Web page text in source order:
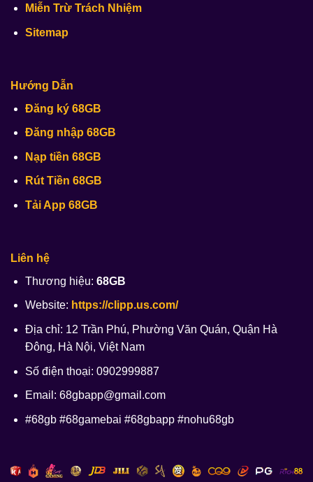
Miễn Trừ Trách Nhiệm
Sitemap
Hướng Dẫn
Đăng ký 68GB
Đăng nhập 68GB
Nạp tiền 68GB
Rút Tiền 68GB
Tải App 68GB
Liên hệ
Thương hiệu: 68GB
Website: https://clipp.us.com/
Địa chỉ: 12 Trần Phú, Phường Văn Quán, Quận Hà
Đông, Hà Nội, Việt Nam
Số điện thoại: 0902999887
Email: 68gbapp@gmail.com
#68gb #68gamebai #68gbapp #nohu68gb